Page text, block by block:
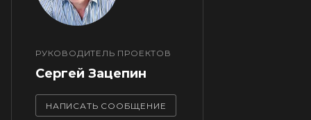
РУКОВОДИТЕЛЬ ПРОЕКТОВ
Сергей Зацепин
НАПИСАТЬ СООБЩЕНИЕ